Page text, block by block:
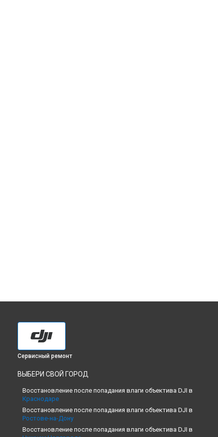
Сервисный ремонт
ВЫБЕРИ СВОЙ ГОРОД
Восстановление после попадания влаги объектива DJI в
Краснодаре
Восстановление после попадания влаги объектива DJI в
Ростове-на-Дону
Восстановление после попадания влаги объектива DJI в